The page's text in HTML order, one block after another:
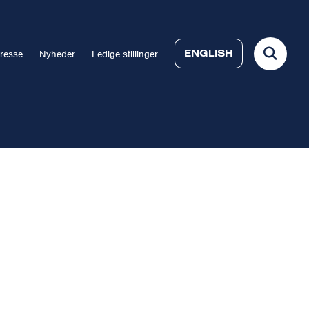
Nyheder Ledige stillinger ENGLISH